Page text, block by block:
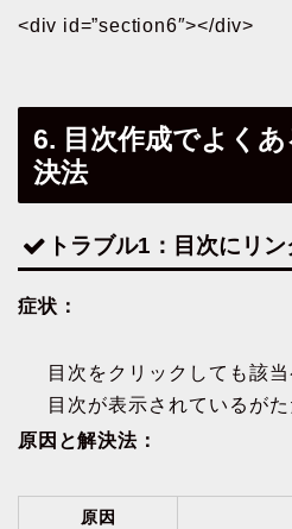
<div id=”section6″></div>
6. 目次作成でよく
決法
トラブル1：目次にリ
症状：
目次をクリックしても該
目次が表示されているが
原因と解決法：
原因